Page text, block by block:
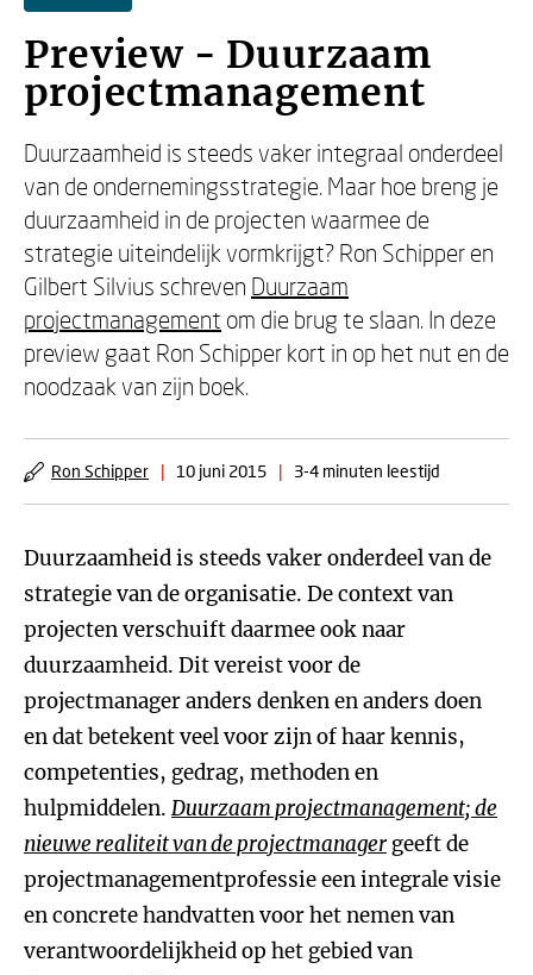
Preview - Duurzaam
projectmanagement
Duurzaamheid is steeds vaker integraal onderdeel
van de ondernemingsstrategie. Maar hoe breng je
duurzaamheid in de projecten waarmee de
strategie uiteindelijk vormkrijgt? Ron Schipper en
Gilbert Silvius schreven Duurzaam
projectmanagement om die brug te slaan. In deze
preview gaat Ron Schipper kort in op het nut en de
noodzaak van zijn boek.
Ron Schipper | 10 juni 2015 | 3-4 minuten leestijd
Duurzaamheid is steeds vaker onderdeel van de
strategie van de organisatie. De context van
projecten verschuift daarmee ook naar
duurzaamheid. Dit vereist voor de
projectmanager anders denken en anders doen
en dat betekent veel voor zijn of haar kennis,
competenties, gedrag, methoden en
hulpmiddelen. Duurzaam projectmanagement; de
nieuwe realiteit van de projectmanagergeeft de
projectmanagementprofessie een integrale visie
en concrete handvatten voor het nemen van
verantwoordelijkheid op het gebied van